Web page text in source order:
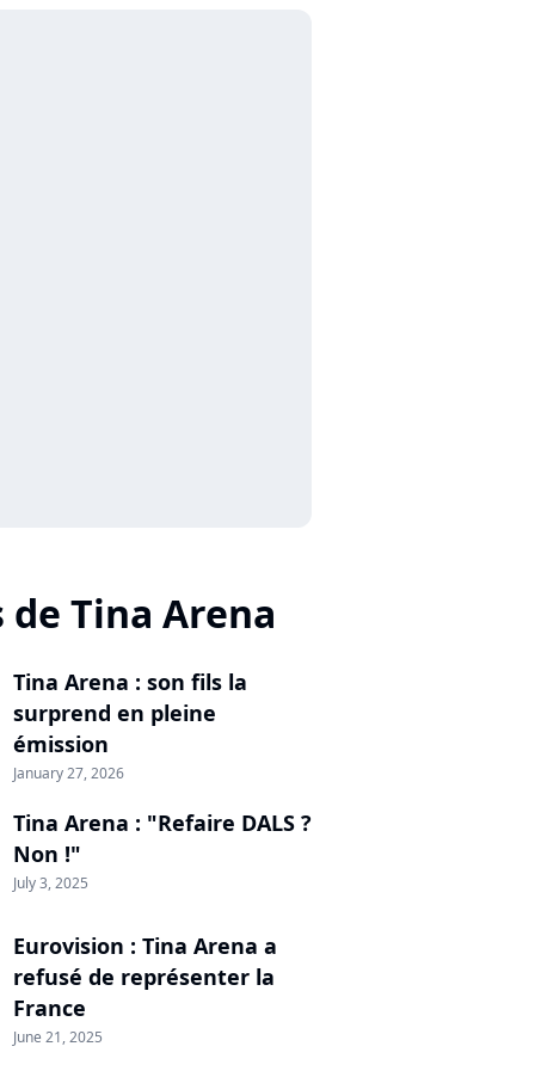
de Tina Arena
Tina Arena : son fils la
surprend en pleine
émission
January 27, 2026
Tina Arena : "Refaire DALS ?
Non !"
July 3, 2025
Eurovision : Tina Arena a
refusé de représenter la
France
June 21, 2025